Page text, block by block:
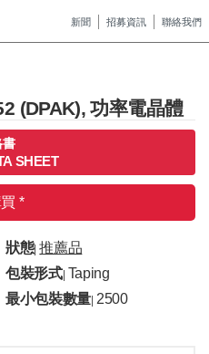
新聞 招募資訊 聯絡我們
(DPAK), 功率電晶體
書
SHEET
*
狀態|推薦品
包裝形式| Taping
最小包裝數量 |2500